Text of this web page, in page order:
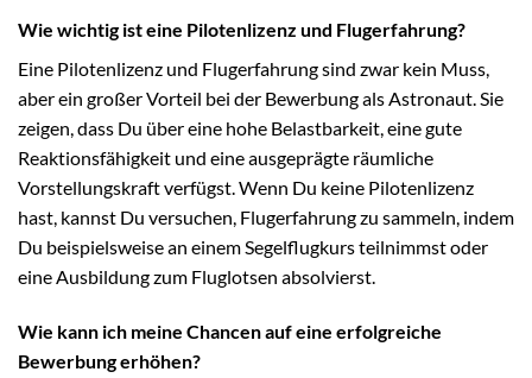
Wie wichtig ist eine Pilotenlizenz und Flugerfahrung?
Eine Pilotenlizenz und Flugerfahrung sind zwar kein Muss,
aber ein großer Vorteil bei der Bewerbung als Astronaut. Sie
zeigen, dass Du über eine hohe Belastbarkeit, eine gute
Reaktionsfähigkeit und eine ausgeprägte räumliche
Vorstellungskraft verfügst. Wenn Du keine Pilotenlizenz
hast, kannst Du versuchen, Flugerfahrung zu sammeln, indem
Du beispielsweise an einem Segelflugkurs teilnimmst oder
eine Ausbildung zum Fluglotsen absolvierst.
Wie kann ich meine Chancen auf eine erfolgreiche
Bewerbung erhöhen?